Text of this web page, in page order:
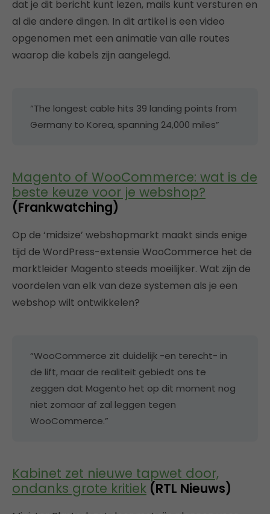
dat je dit bericht kunt lezen, mails kunt versturen en
al die andere dingen. In dit artikel is een video
opgenomen met een animatie van alle routes
waarop die kabels zijn aangelegd.
“The longest cable hits 39 landing points from
Germany to Korea, spanning 24,000 miles”
Magento of WooCommerce: wat is de
beste keuze voor je webshop?
(Frankwatching)
Op de ‘midsize’ webshopmarkt maakt sinds enige
tijd de WordPress-extensie WooCommerce het de
marktleider Magento steeds moeilijker. Wat zijn de
voordelen van elk van deze systemen als je een
webshop wilt ontwikkelen?
“WooCommerce zit duidelijk -en terecht- in
de lift, maar de realiteit gebiedt ons te
zeggen dat Magento het op dit moment nog
niet zomaar af zal leggen tegen
WooCommerce.”
Kabinet zet nieuwe tapwet door,
ondanks grote kritiek (RTL Nieuws)